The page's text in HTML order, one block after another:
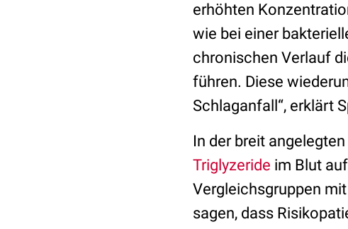
erhöhten
wie bei einer
chronischen Verlauf
führen. Diese
Schlaganfall“, erklärt
In der breit
Triglyzeride im Blut
Vergleichsgruppen
sagen, dass